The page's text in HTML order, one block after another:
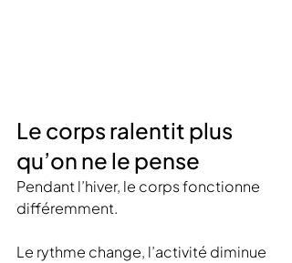
Le corps ralentit plus
qu’on ne le pense
Pendant l’hiver, le corps fonctionne
différemment.
Le rythme change, l’activité diminue